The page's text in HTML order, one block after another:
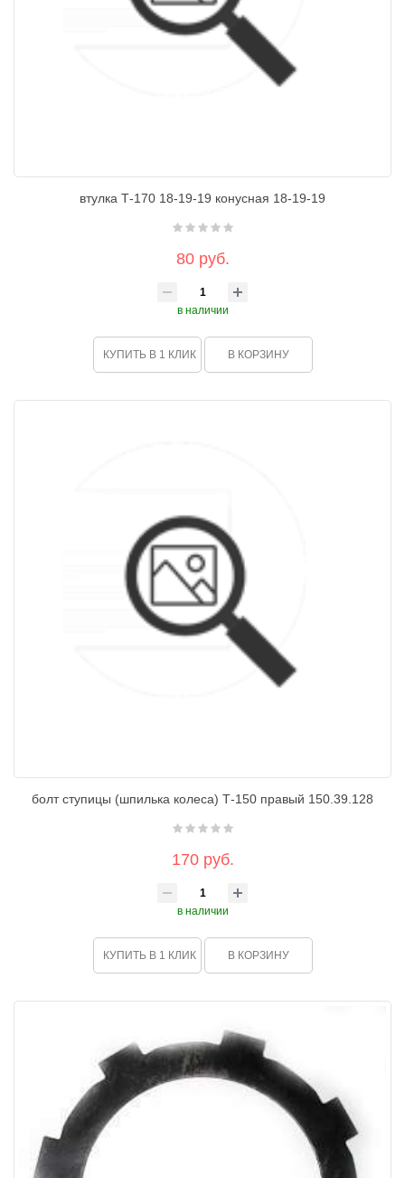
втулка Т-170 18-19-19 конусная 18-19-19
80 руб.
в наличии
КУПИТЬ В 1 КЛИК В КОРЗИНУ
болт ступицы (шпилька колеса) Т-150 правый 150.39.128
170 руб.
в наличии
КУПИТЬ В 1 КЛИК В КОРЗИНУ